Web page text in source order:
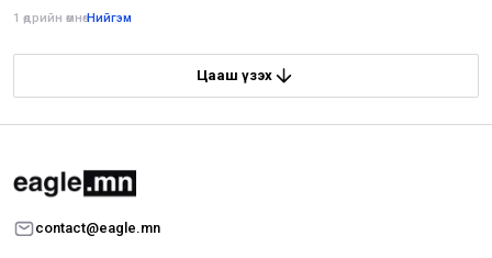
1 өдрийн өмнө•Нийгэм
Цааш үзэх
contact@eagle.mn